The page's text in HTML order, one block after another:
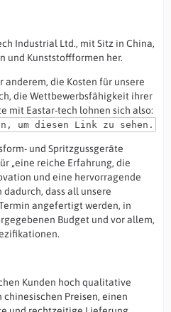
Industrial Ltd., mit Sitz in China,
und Kunststoffformen her.
die Kosten für unsere
die Wettbewerbsfähigkeit ihrer
mit Eastar-tech lohnen sich also:
um diesen Link zu sehen.
und Spritzgussgeräte
„eine reiche Erfahrung, die
und eine hervorragende
dass all unsere
angefertigt werden, in
Budget und vor allem,
Kunden hoch qualitative
Preisen, einen